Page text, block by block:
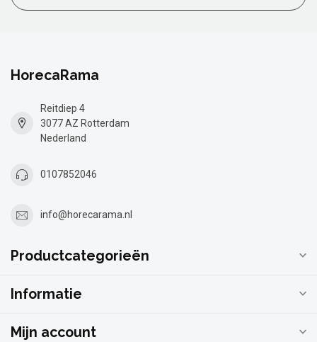
HorecaRama
Reitdiep 4
3077 AZ Rotterdam
Nederland
0107852046
info@horecarama.nl
Productcategorieën
Informatie
Mijn account